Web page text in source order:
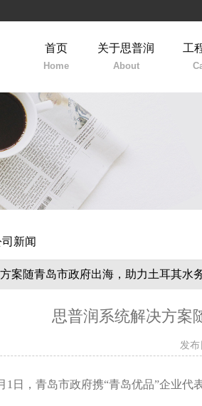
首页
Home
关于思普润
About
工
新闻
案随青岛市政府出海，助力土耳其水
思普润系统解决方案
发布
1日，青岛市政府携“青岛优品”企业